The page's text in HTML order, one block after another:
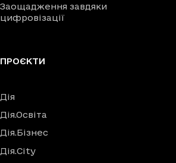
Заощадження завдяки
цифровізації
ПРОЄКТИ
Дія
Дія.Освіта
Дія.Бізнес
Дія.City